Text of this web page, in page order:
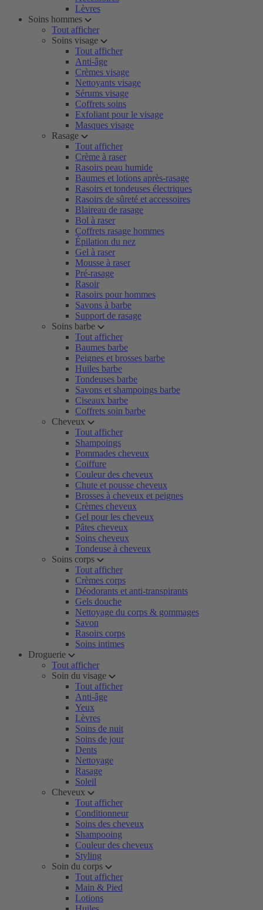
Lèvres
Soins hommes
Tout afficher
Soins visage
Tout afficher
Anti-âge
Crèmes visage
Nettoyants visage
Sérums visage
Coffrets soins
Exfoliant pour le visage
Masques visage
Rasage
Tout afficher
Crème à raser
Rasoirs peau humide
Baumes et lotions après-rasage
Rasoirs et tondeuses électriques
Rasoirs de sûreté et accessoires
Blaireau de rasage
Bol à raser
Coffrets rasage hommes
Épilation du nez
Gel à raser
Mousse à raser
Pré-rasage
Rasoir
Rasoirs pour hommes
Savons à barbe
Support de rasage
Soins barbe
Tout afficher
Baumes barbe
Peignes et brosses barbe
Huiles barbe
Tondeuses barbe
Savons et shampoings barbe
Ciseaux barbe
Coffrets soin barbe
Cheveux
Tout afficher
Shampoings
Pommades cheveux
Coiffure
Couleur des cheveux
Chute et pousse cheveux
Brosses à cheveux et peignes
Crèmes cheveux
Gel pour les cheveux
Pâtes cheveux
Soins cheveux
Tondeuse à cheveux
Soins corps
Tout afficher
Crèmes corps
Déodorants et anti-transpirants
Gels douche
Nettoyage du corps & gommages
Savon
Rasoirs corps
Soins intimes
Droguerie
Tout afficher
Soin du visage
Tout afficher
Anti-âge
Yeux
Lèvres
Soins de nuit
Soins de jour
Dents
Nettoyage
Rasage
Soleil
Cheveux
Tout afficher
Conditionneur
Soins des cheveux
Shampooing
Couleur des cheveux
Styling
Soin du corps
Tout afficher
Main & Pied
Lotions